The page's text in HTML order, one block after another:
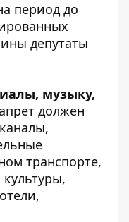
период до
депутаты
музыку,
должен
транспорте,